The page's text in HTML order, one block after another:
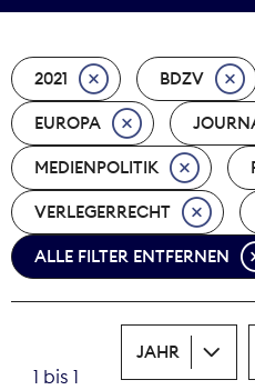
Nova
2021 BDZV
EUROPA
MEDIENPOLITIK
VERLEGERRECHT
ALLE FILTER ENTFERNEN
1 bis 1
JAHR